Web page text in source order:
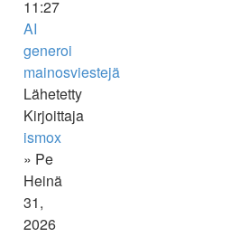
11:27
AI
generoi
mainosviestejä
Lähetetty
Kirjoittaja
ismox
» Pe
Heinä
31,
2026